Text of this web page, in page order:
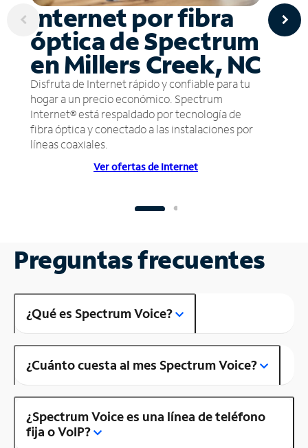
Internet por fibra
óptica de Spectrum
en Millers Creek, NC
Disfruta de Internet rápido y confiable para tu
hogar a un precio económico. Spectrum
Internet® está respaldado por tecnología de
fibra óptica y conectado a las instalaciones por
líneas coaxiales.
Ver ofertas de Internet
Preguntas frecuentes
¿Qué es Spectrum Voice?
¿Cuánto cuesta al mes Spectrum Voice?
¿Spectrum Voice es una línea de teléfono
fija o VoIP?